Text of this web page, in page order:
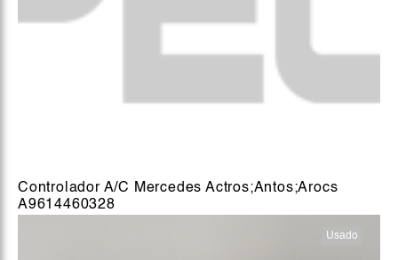
Controlador A/C Mercedes Actros;Antos;Arocs
A9614460328
Usado